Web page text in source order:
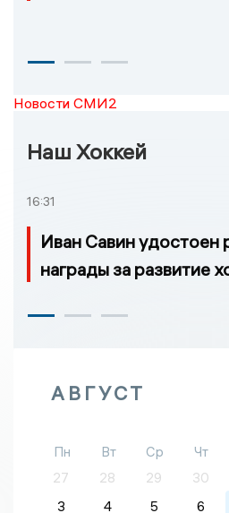
Новости СМИ2
Наш Хоккей
16:31
Иван Савин удостоен
награды за развитие
АВГУСТ
Пн Вт Ср Чт
27
28 29 30
3
4 5 6